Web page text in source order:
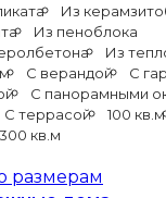
Из
Из пеноблока
Из
С верандой
С
С панорамными
С террасой 100 кв.м
300 кв.м
размерам